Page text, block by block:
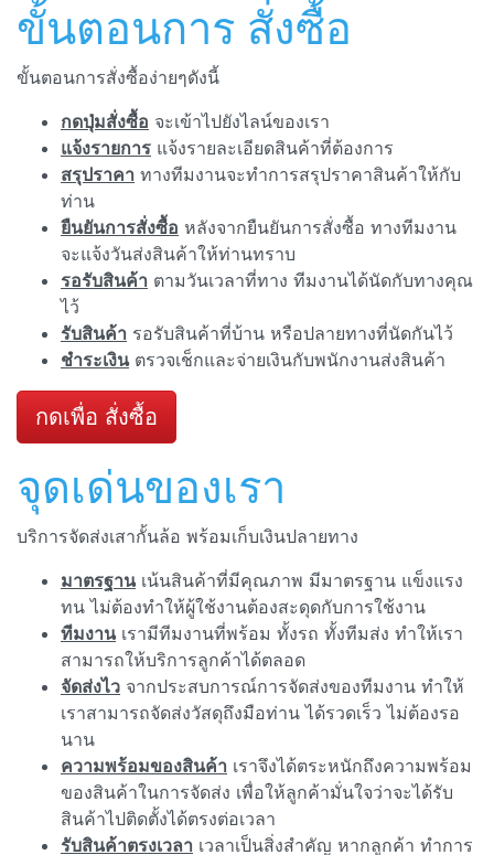
ขั้นตอนการ สั่งซื้อ
ขั้นตอนการสั่งซื้อง่ายๆดังนี้
กดปุ่มสั่งซื้อ จะเข้าไปยังไลน์ของเรา
แจ้งรายการ แจ้งรายละเอียดสินค้าที่ต้องการ
สรุปราคา ทางทีมงานจะทำการสรุปราคาสินค้าให้กับ
ท่าน
ยืนยันการสั่งซื้อ หลังจากยืนยันการสั่งซื้อ ทางทีมงาน
จะแจ้งวันส่งสินค้าให้ท่านทราบ
รอรับสินค้า ตามวันเวลาที่ทาง ทีมงานได้นัดกับทางคุณ
ไว้
รับสินค้า รอรับสินค้าที่บ้าน หรือปลายทางที่นัดกันไว้
ชำระเงินตรวจเช็กและจ่ายเงินกับพนักงานส่งสินค้า
กดเพื่อ สั่งซื้อ
จุดเด่นของเรา
บริการจัดส่งเสากั้นล้อ พร้อมเก็บเงินปลายทาง
มาตรฐานเน้นสินค้าที่มีคุณภาพ มีมาตรฐาน แข็งแรง
ทน ไม่ต้องทำให้ผู้ใช้งานต้องสะดุดกับการใช้งาน
ทีมงานเรามีทีมงานที่พร้อม ทั้งรถ ทั้งทีมส่ง ทำให้เรา
สามารถให้บริการลูกค้าได้ตลอด
จัดส่งไว จากประสบการณ์การจัดส่งของทีมงาน ทำให้
เราสามารถจัดส่งวัสดุถึงมือท่าน ได้รวดเร็ว ไม่ต้องรอ
นาน
ความพร้อมของสินค้า เราจึงได้ตระหนักถึงความพร้อม
ของสินค้าในการจัดส่ง เพื่อให้ลูกค้ามั่นใจว่าจะได้รับ
สินค้าไปติดตั้งได้ตรงต่อเวลา
รับสินค้าตรงเวลา เวลาเป็นสิ่งสำคัญ หากลูกค้า ทำการ